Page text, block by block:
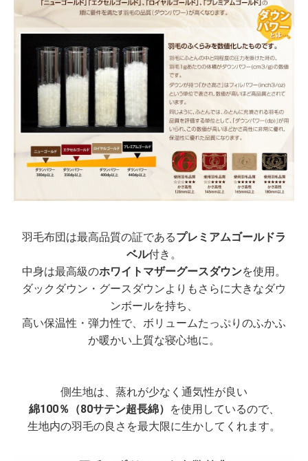
羽毛布団は最高品質の証であるプレミアムゴールドラ
ベル付き。
中身は最高級のホワイトマザーグースダウンを使用。
ダックダウン・グースダウンよりもさらに大きなダウ
ンボールを持ち、
高い保温性・弾力性で、ボリュームたっぷりのふかふ
か暖かい上質な寝心地に。
側生地は、蒸れが少なく通気性が良い
綿100％（80サテン超長綿） を使用しているので、
生地内の羽毛の良さを最大限に生かしてくれます。